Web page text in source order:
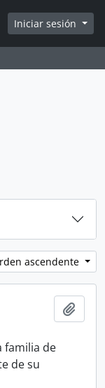
rápidos
Iniciar sesión
ascendente
familia de
de su